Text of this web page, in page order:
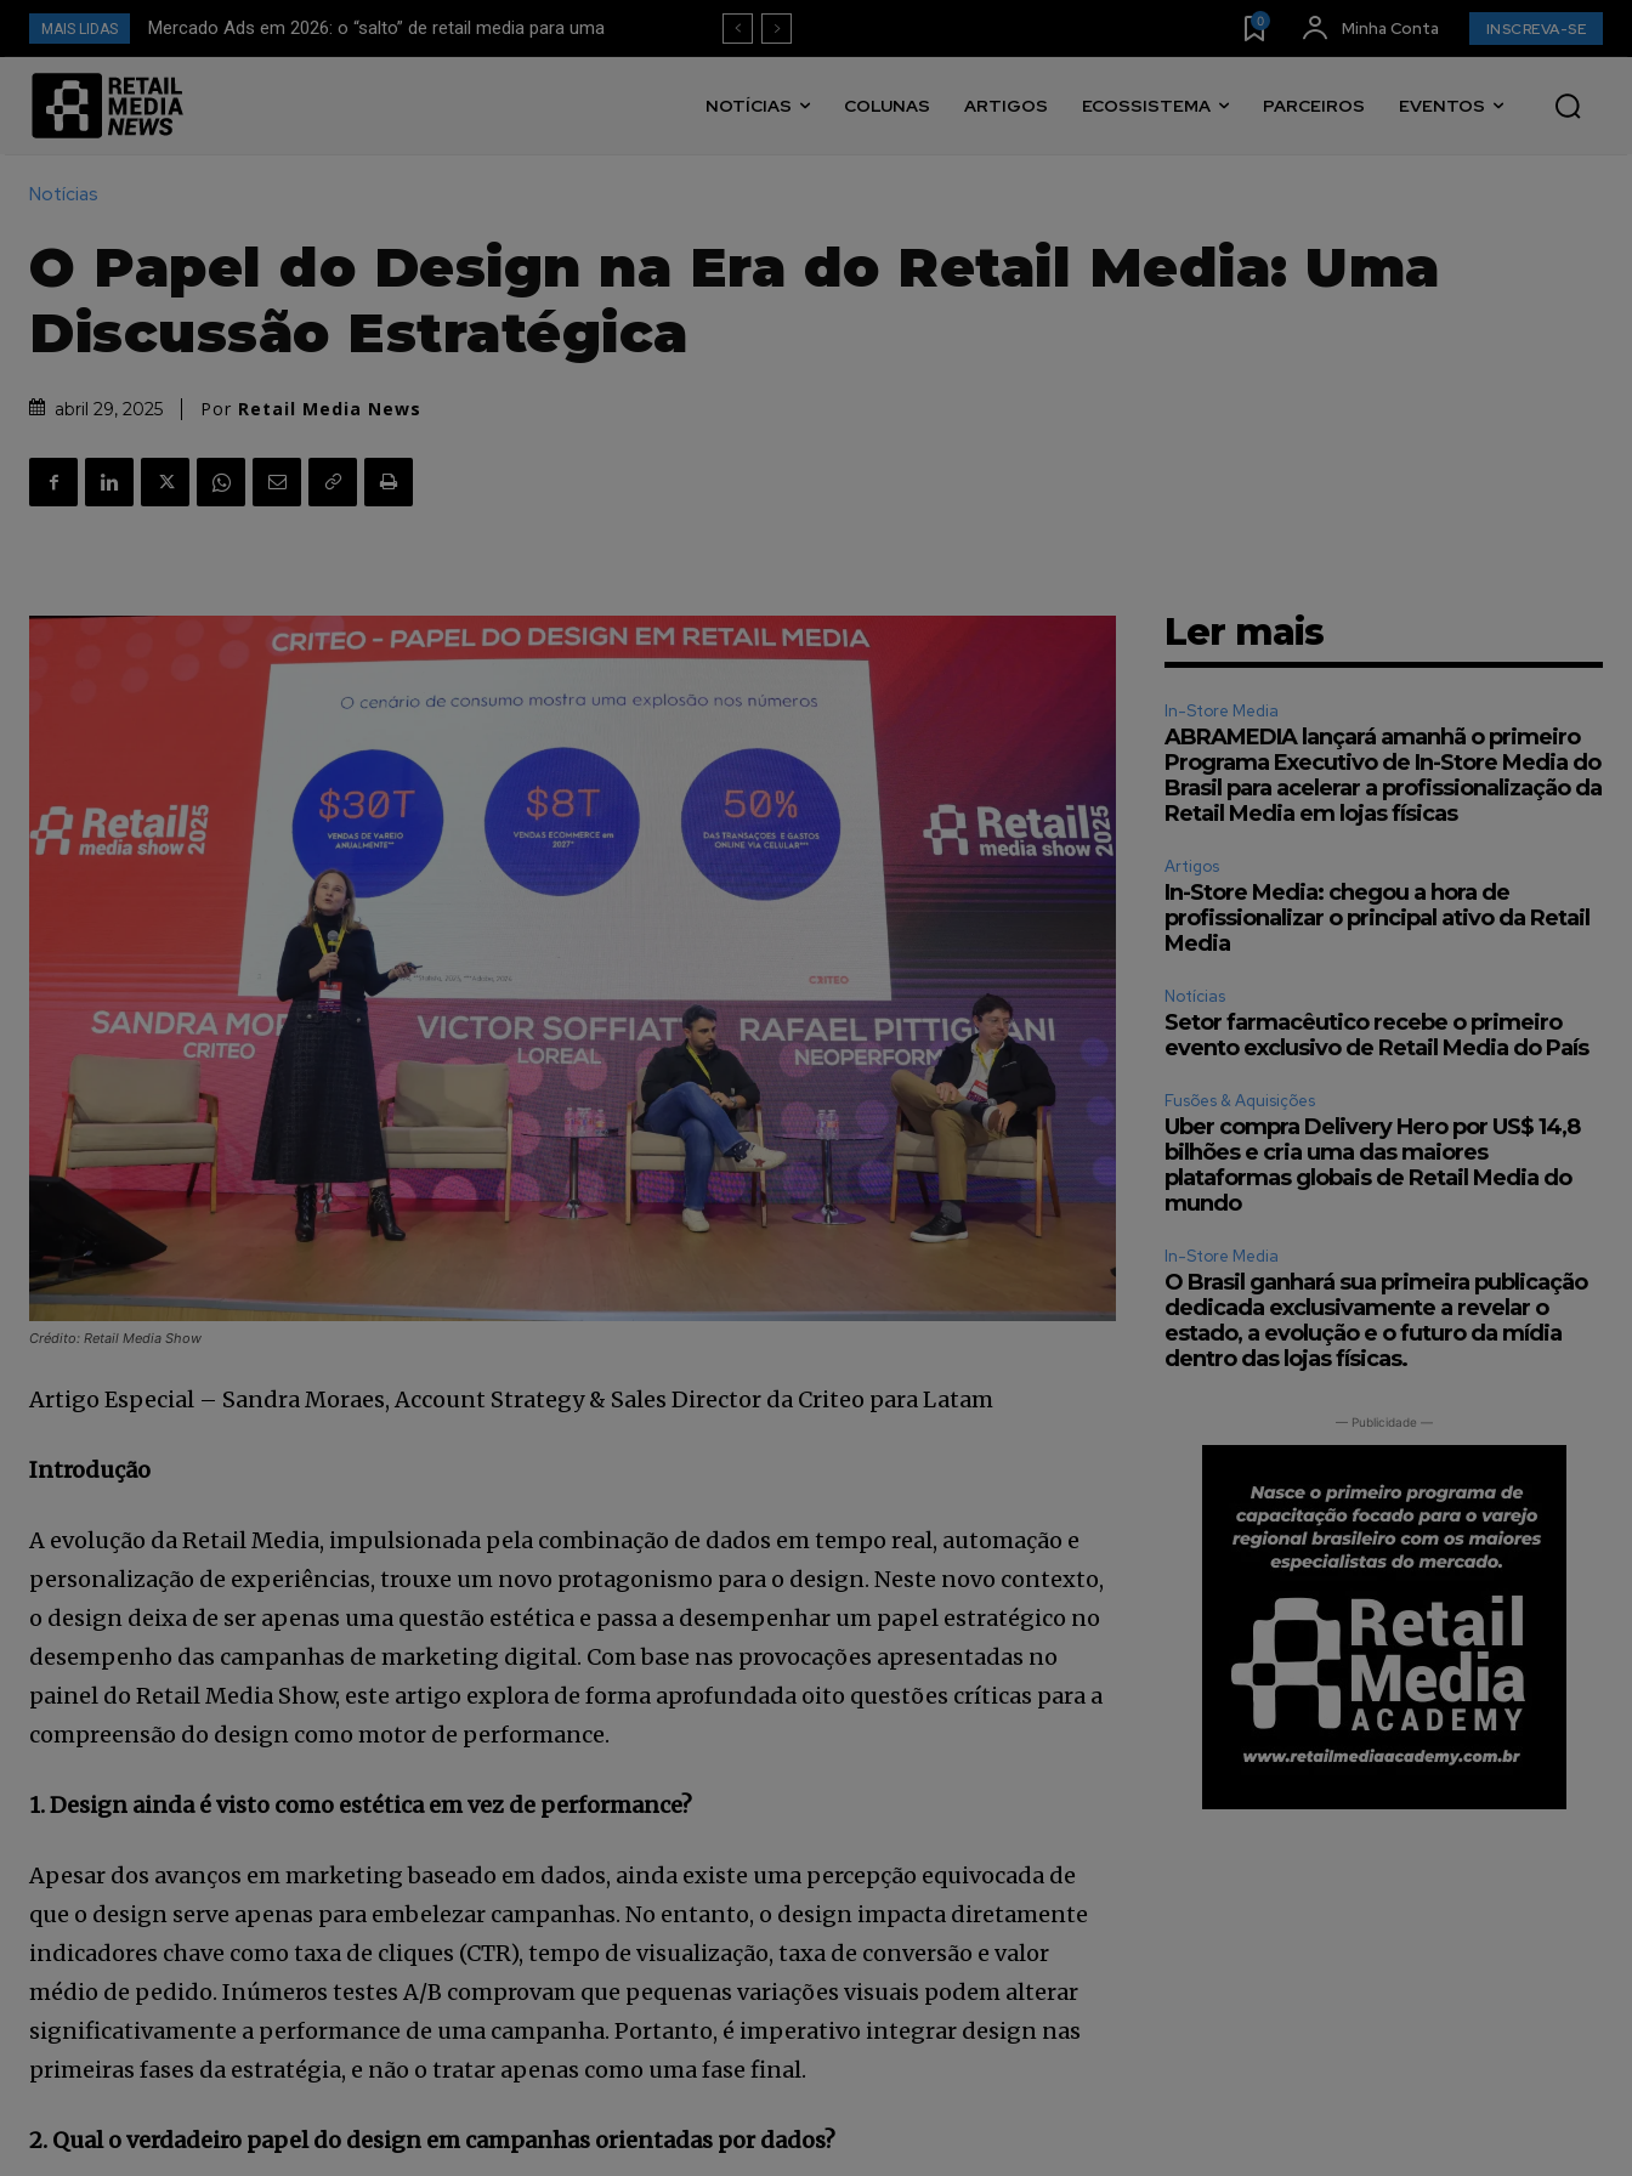
Faça parte da
Comunidade Retail Media
News assinando nossa
MAIS LIDAS
Mercado Ads em 2026: o “salto” de retail media para uma
plataforma de mídia full-funnel (CTV, off-site e mensuração
avançada)
0 Minha Conta INSCREVA-SE
NOTÍCIAS COLUNAS ARTIGOS ECOSSISTEMA PARCEIROS EVENTOS
Notícias
O Papel do Design na Era do Retail Media: Uma
Discussão Estratégica
abril 29, 2025 Por Retail Media News
Crédito: Retail Media Show
Artigo Especial – Sandra Moraes, Account Strategy & Sales Director da Criteo para Latam
Introdução
A evolução da Retail Media, impulsionada pela combinação de dados em tempo real, automação e
personalização de experiências, trouxe um novo protagonismo para o design. Neste novo contexto,
o design deixa de ser apenas uma questão estética e passa a desempenhar um papel estratégico no
desempenho das campanhas de marketing digital. Com base nas provocações apresentadas no
painel do Retail Media Show, este artigo explora de forma aprofundada oito questões críticas para a
compreensão do design como motor de performance.
1. Design ainda é visto como estética em vez de performance?
Apesar dos avanços em marketing baseado em dados, ainda existe uma percepção equivocada de
que o design serve apenas para embelezar campanhas. No entanto, o design impacta diretamente
indicadores chave como taxa de cliques (CTR), tempo de visualização, taxa de conversão e valor
médio de pedido. Inúmeros testes A/B comprovam que pequenas variações visuais podem alterar
significativamente a performance de uma campanha. Portanto, é imperativo integrar design nas
primeiras fases da estratégia, e não o tratar apenas como uma fase final.
2. Qual o verdadeiro papel do design em campanhas orientadas por dados?
Ler mais
In-Store Media
ABRAMEDIA lançará amanhã o primeiro
Programa Executivo de In-Store Media do
Brasil para acelerar a profissionalização da
Retail Media em lojas físicas
Artigos
In-Store Media: chegou a hora de
profissionalizar o principal ativo da Retail
Media
Notícias
Setor farmacêutico recebe o primeiro
evento exclusivo de Retail Media do País
Fusões & Aquisições
Uber compra Delivery Hero por US$ 14,8
bilhões e cria uma das maiores
plataformas globais de Retail Media do
mundo
In-Store Media
O Brasil ganhará sua primeira publicação
dedicada exclusivamente a revelar o
estado, a evolução e o futuro da mídia
dentro das lojas físicas.
— Publicidade —